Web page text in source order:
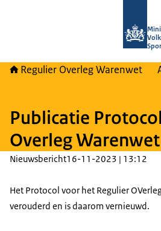
Regulier Overleg Warenwet
Publicatie
Overleg
Nieuwsbericht16-11-2023 | 13:12
Het Protocol voor het Regulier
verouderd en is daarom vernieuwd.